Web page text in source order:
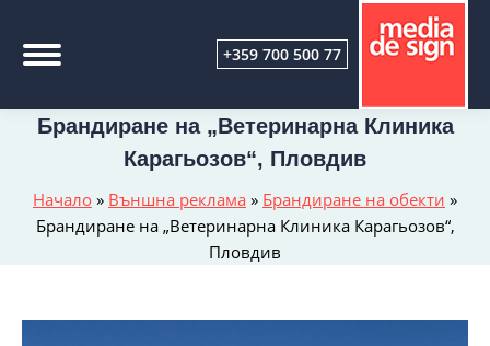
+359 700 500 77
Начало » Външна реклама » Брандиране на обекти »
Брандиране на „Ветеринарна Клиника Карагьозов“,
Пловдив
Брандиране на „Ветеринарна Клиника
Карагьозов“, Пловдив